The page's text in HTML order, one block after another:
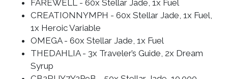
FAREWELL - 60x Stellar Jade, 1x Fuel
CREATIONNYMPH - 60x Stellar Jade, 1x Fuel,
1x Heroic Variable
OMEGA - 60x Stellar Jade, 1x Fuel
THEDAHLIA - 3x Traveler’s Guide, 2x Dream
Syrup